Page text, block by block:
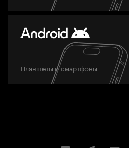
Планшеты и смартфоны